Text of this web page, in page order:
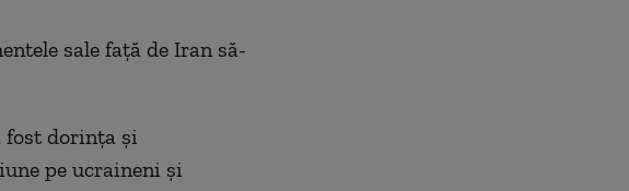
sale față de Iran să-
fost dorința și
pe ucraineni și